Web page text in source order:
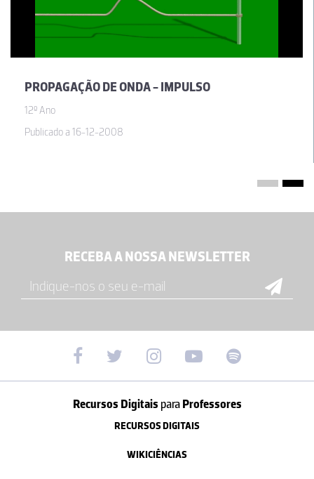
PROPAGAÇÃO DE ONDA - IMPULSO
12º Ano
Publicado a 16-12-2008
RECEBA A NOSSA NEWSLETTER
Recursos Digitais paraProfessores
RECURSOS DIGITAIS
WIKICIÊNCIAS